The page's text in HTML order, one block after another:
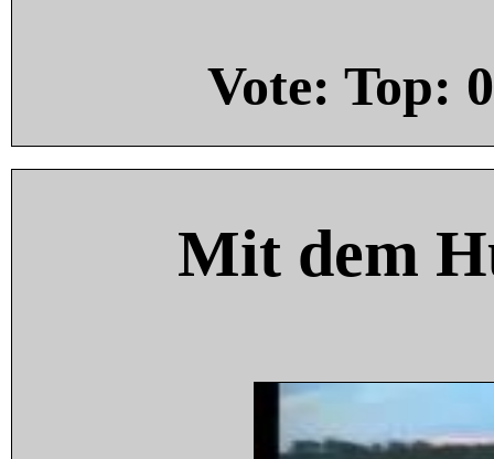
Vote: Top: 0
Mit dem